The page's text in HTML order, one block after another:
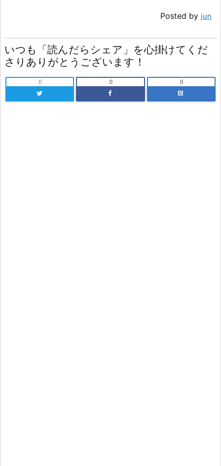
Posted by jun
いつも「読んだらシェア」を心掛けてくだ
さりありがとうございます！
 0
B!
0